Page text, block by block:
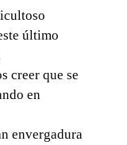
último
creer que se
en
envergadura